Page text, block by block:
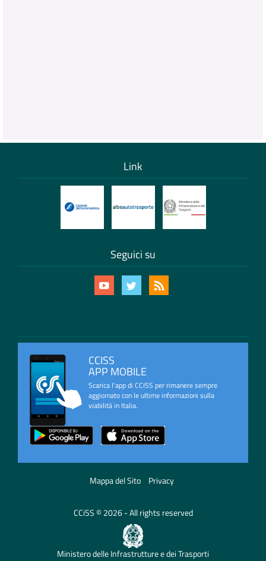
Link
Seguici su
CCISS
APP MOBILE
Scarica l'app di CCISS per rimanere sempre
aggiornato con le ultime informazioni sulla
viabilità in Italia.
Mappa del Sito Privacy
CCiSS © 2026 - All rights reserved
Ministero delle Infrastrutture e dei Trasporti